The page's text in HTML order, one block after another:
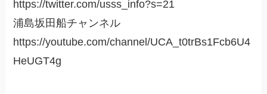
https://twitter.com/usss_info?s=21
浦島坂田船チャンネル
https://youtube.com/channel/UCA_t0trBs1Fcb6U4
HeUGT4g